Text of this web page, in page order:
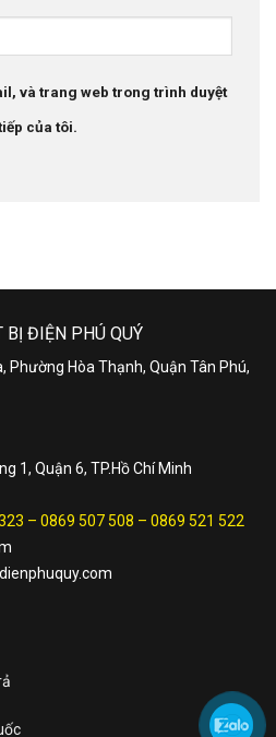
và trang web trong trình duyệt
của tôi.
BỊ ĐIỆN PHÚ QUÝ
Phường Hòa Thạnh, Quận Tân Phú,
1, Quận 6, TP.Hồ Chí Minh
– 0869 507 508 – 0869 521 522